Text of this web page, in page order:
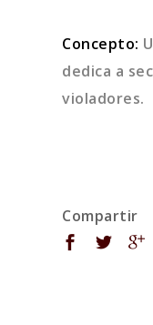
Concepto:
dedica a
violadores.